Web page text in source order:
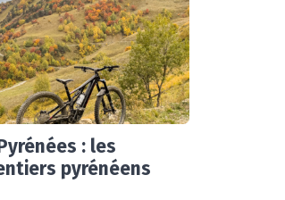
: les
pyrénéens